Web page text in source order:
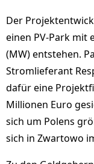
Der
einen PV-Park mit
(MW) entstehen.
Stromlieferant
dafür eine
Millionen Euro
sich um Polens
sich in Zwartowo